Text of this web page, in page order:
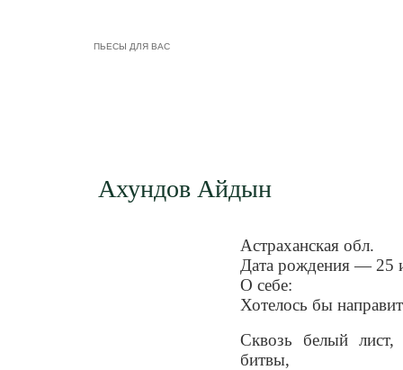
ПЬЕСЫ ДЛЯ ВАС
Ахундов Айдын
Астраханская обл.
Дата рождения — 25
О себе:
Хотелось бы
Сквозь белый
битвы,